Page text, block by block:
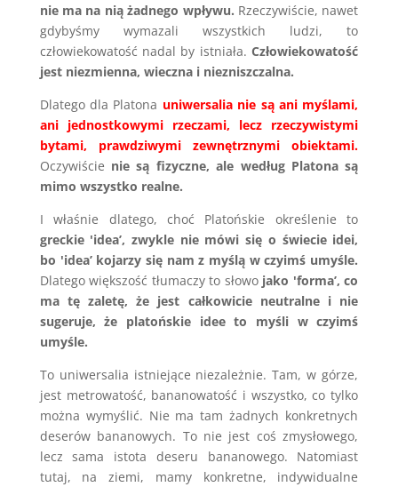
nie ma na nią żadnego wpływu. Rzeczywiście, nawet
gdybyśmy wymazali wszystkich ludzi, to
człowiekowatość nadal by istniała.Człowiekowatość
jest niezmienna, wieczna i niezniszczalna.
Dlatego dla Platona uniwersalia nie są ani myślami,
ani jednostkowymi rzeczami, lecz rzeczywistymi
bytami, prawdziwymi zewnętrznymi obiektami.
Oczywiście nie są fizyczne, ale według Platona są
mimo wszystko realne.
I właśnie dlatego, choć Platońskie określenie to
greckie 'idea’, zwykle nie mówi się o świecie idei,
bo 'idea’ kojarzy się nam z myślą w czyimś umyśle.
Dlatego większość tłumaczy to słowo jako 'forma’, co
ma tę zaletę, że jest całkowicie neutralne i nie
sugeruje, że platońskie idee to myśli w czyimś
umyśle.
To uniwersalia istniejące niezależnie. Tam, w górze,
jest metrowatość, bananowatość i wszystko, co tylko
można wymyślić. Nie ma tam żadnych konkretnych
deserów bananowych. To nie jest coś zmysłowego,
lecz sama istota deseru bananowego. Natomiast
tutaj, na ziemi, mamy konkretne, indywidualne